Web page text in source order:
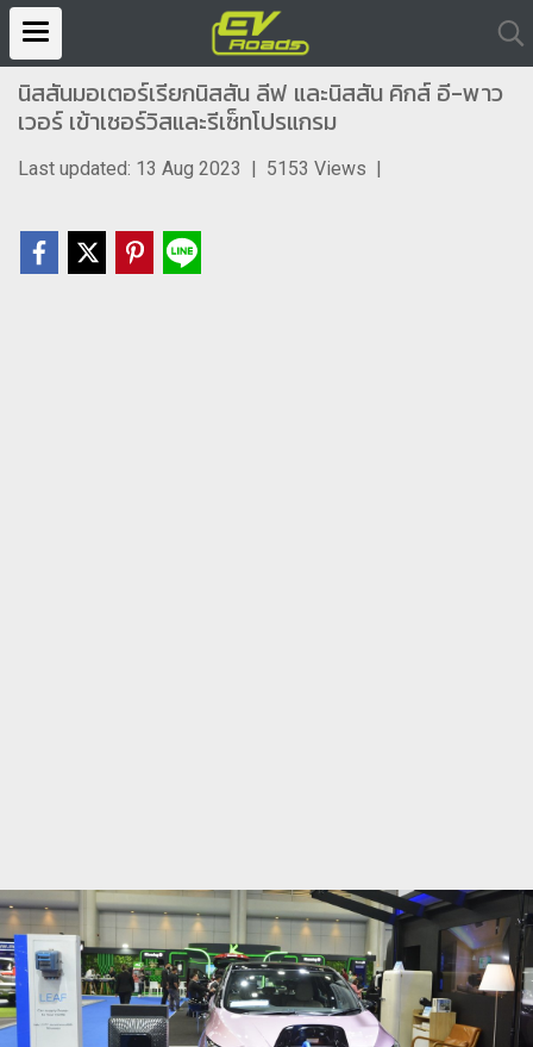
นิสสันมอเตอร์เรียกนิสสัน ลีฟ และนิสสัน คิกส์ อี-พาว
เวอร์ เข้าเซอร์วิสและรีเซ็ทโปรแกรม
Last updated: 13 Aug 2023 | 5153 Views |